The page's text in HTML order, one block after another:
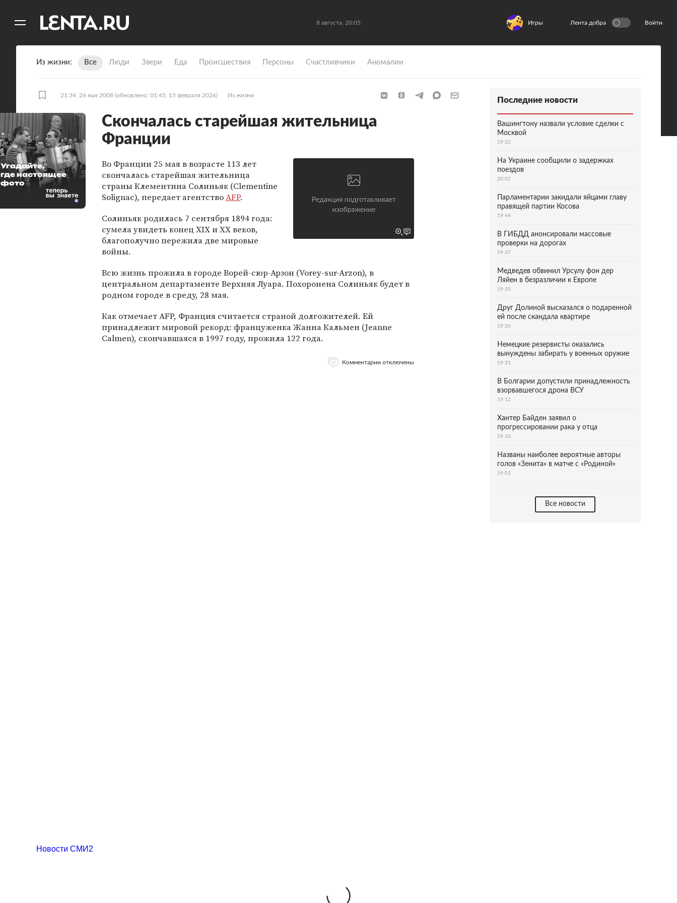
8 августа, 20:05 Игры Лента добра Войти
Из жизни Все Люди Звери Еда Происшествия Персоны Счастливчики Аномалии
21:34, 26 мая 2008 (обновлено: 01:45, 15 февраля 2026) Из жизни
Скончалась старейшая жительница
Франции
Во Франции 25 мая в возрасте 113 лет
скончалась старейшая жительница
страны Клементина Солиньяк (Clementine
Solignac), передает агентствоAFP.
Солиньяк родилась 7 сентября 1894 года:
сумела увидеть конец XIX и XX веков,
благополучно пережила две мировые
войны.
Всю жизнь прожила в городе Ворей-сюр-Арзон (Vorey-sur-Arzon), в
центральном департаменте Верхняя Луара. Похоронена Солиньяк будет в
родном городе в среду, 28 мая.
Как отмечает AFP, Франция считается страной долгожителей. Ей
принадлежит мировой рекорд: француженка Жанна Кальмен (Jeanne
Calmen), скончавшаяся в 1997 году, прожила 122 года.
Комментарии отключены
Угадайте,
где настоящее
фото
Последние новости
Вашингтону назвали условие сделки с
Москвой
19:22
На Украине сообщили о задержках
поездов
20:01
Парламентарии закидали яйцами главу
правящей партии Косова
19:44
В ГИБДД анонсировали массовые
проверки на дорогах
19:37
Медведев обвинил Урсулу фон дер
Ляйен в безразличии к Европе
19:35
Друг Долиной высказался о подаренной
ей после скандала квартире
19:26
Немецкие резервисты оказались
вынуждены забирать у военных оружие
19:21
В Болгарии допустили принадлежность
взорвавшегося дрона ВСУ
19:12
Хантер Байден заявил о
прогрессировании рака у отца
19:10
Названы наиболее вероятные авторы
голов «Зенита» в матче с «Родиной»
19:01
Все новости
Новости СМИ2